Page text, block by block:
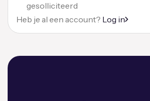
gesolliciteerd
Heb je al een account? Log in